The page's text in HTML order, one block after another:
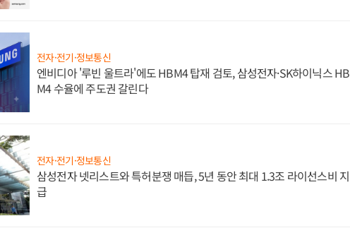
전자·전기·정보통신
엔비디아 '루빈 울트라'에도 HBM4 탑재 검토, 삼성전자·SK하이닉스 HB
M4 수율에 주도권 갈린다
전자·전기·정보통신
삼성전자 넷리스트와 특허분쟁 매듭, 5년 동안 최대 1.3조 라이선스비 지
급